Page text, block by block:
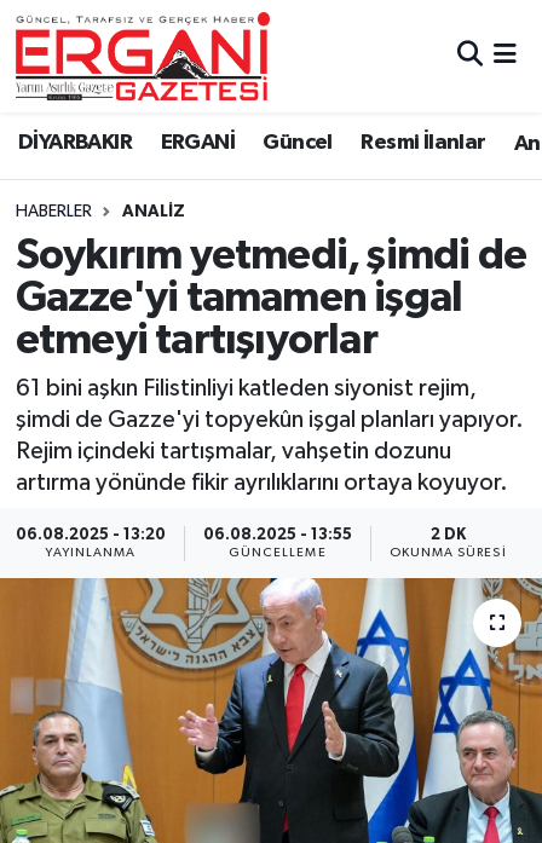
DİYARBAKIR ERGANİ Güncel Resmi İlanlar
HABERLER ANALIZ
Soykırım yetmedi, şimdi de
Gazze'yi tamamen işgal
etmeyi tartışıyorlar
61 bini aşkın Filistinliyi katleden siyonist rejim,
şimdi de Gazze'yi topyekûn işgal planları yapıyor.
Rejim içindeki tartışmalar, vahşetin dozunu
artırma yönünde fikir ayrılıklarını ortaya koyuyor.
06.08.2025 - 13:20
YAYINLANMA
06.08.2025 - 13:55
GÜNCELLEME
2 DK
OKUNMA SÜRESI
DİYARBAKIR
BİSMİL
BAĞLAR
ERGANİ
Güncel
Eği̇ti̇m
Resmi İlanlar
Sağlık
Si̇yaset
Spor
Yaşam
Anali̇z
Bi̇li̇m & Teknoloji̇
Dünya
Eği̇ti̇m
Ergani Nöbetçi Eczaneler
Ergani Hava Durumu
Ergani Trafik Yoğunluk Haritası
Süper Lig Puan Durumu ve Fikstür
Tüm Manşetler
Son Dakika Haberleri
Haber Arşivi